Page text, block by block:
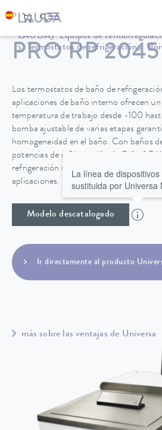
LAUDA Equipos de
Termostatos de refrigeración
PRO RP
Los termostatos de baño de
aplicaciones de baño interno ofrecen un
temperatura de trabajo desde -100
bomba ajustable de varias etapas
homogeneidad en el baño. Con baños
potencias de refrigeración de 0,4 a 1,5
refrigeración son adecuados para una
aplicaciones.
Modelo descatalogado
La línea de
sustituida por Universa
Ir directamente al producto
más sobre las ventajas de Universa